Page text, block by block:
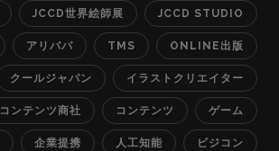
JCCD STUDIO
JCCD世界絵師展
ONLINE出版
TMS
アリババ
イラストクリエイター
クールジャパン
ゲーム
コンテンツ
コンテンツ商社
ビジコン
人工知能
企業提携